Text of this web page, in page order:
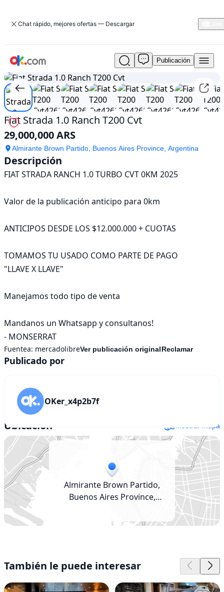
Chat rápido, mejores ofertas — Descargar
Usado
Fiat
Strada
1.0
Ranch
T200
Cvt
En
venta
29,000,000
ARS
Publicación
1/25
Fiat Strada 1.0 Ranch T200 Cvt
29,000,000 ARS
Almirante Brown Partido, Buenos Aires Province, Argentina
Descripción
FIAT STRADA RANCH 1.0 TURBO CVT 0KM 2025
Valor de la publicación anticipo para 0km
ANTICIPOS DESDE LOS $12.000.000 + CUOTAS
TOMAMOS TU USADO COMO PARTE DE PAGO
"LLAVE X LLAVE"
Manejamos todo tipo de venta
Mandanos un Whatsapp y consultanos!
- MONSERRAT
Fuentea: mercadolibreVer publicación originalReclamar
Publicado por
OKer_x4p2b7f
Ubicación Mostrar mapa
Almirante Brown Partido,
Buenos Aires Province,
También le puede interesar